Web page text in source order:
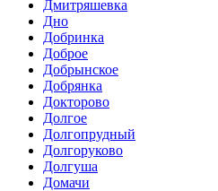
Дмитряшевка
Дно
Добринка
Доброе
Добрынское
Добрянка
Докторово
Долгое
Долгопрудный
Долгоруково
Долгуша
Домачи